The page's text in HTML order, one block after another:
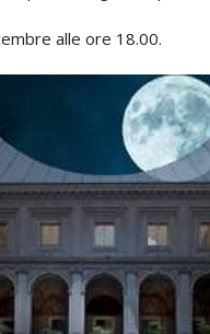
alle ore 18.00.